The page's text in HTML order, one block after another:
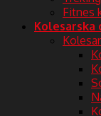
Fitnes
Kolesarska